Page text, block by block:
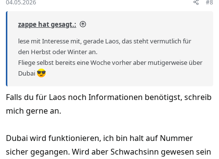
04.05.2026 #8
zappe hat gesagt.:
lese mit Interesse mit, gerade Laos, das steht vermutlich für
den Herbst oder Winter an.
Fliege selbst bereits eine Woche vorher aber mutigerweise über
Dubai
Falls du für Laos noch Informationen benötigst, schreib
mich gerne an.
Dubai wird funktionieren, ich bin halt auf Nummer
sicher gegangen. Wird aber Schwachsinn gewesen sein